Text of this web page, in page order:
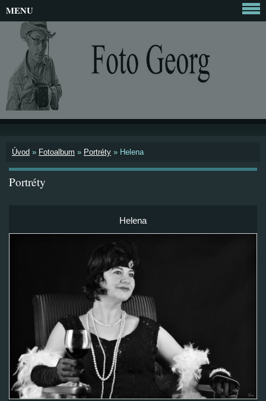
Úvod » Fotoalbum » Portréty » Helena
Portréty
Helena
MENU